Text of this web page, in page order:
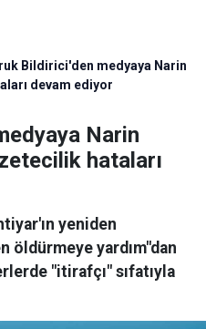
Bildirici'den medyaya Narin
devam ediyor
Narin
hataları
yeniden
öldürmeye yardım"dan
"itirafçı" sıfatıyla